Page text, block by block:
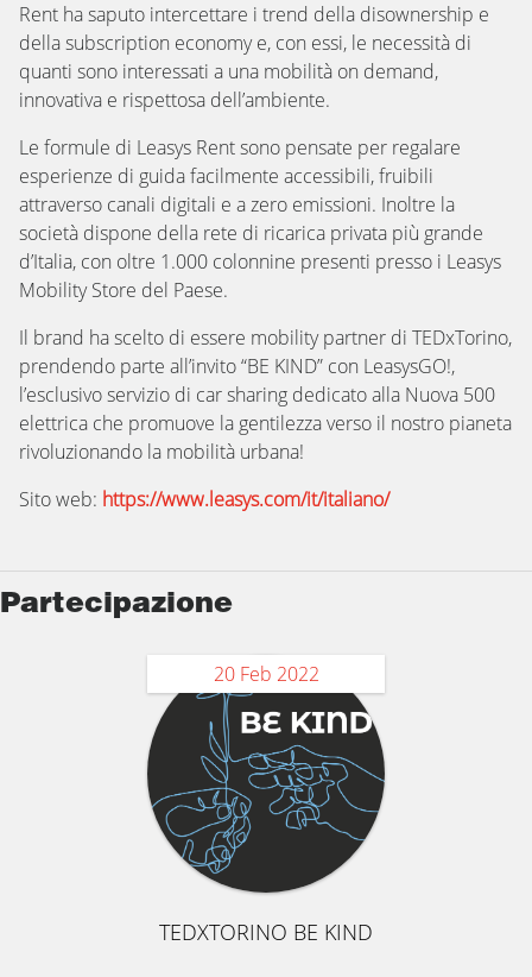
Rent ha saputo intercettare i trend della disownership e
della subscription economy e, con essi, le necessità di
quanti sono interessati a una mobilità on demand,
innovativa e rispettosa dell’ambiente.
Le formule di Leasys Rent sono pensate per regalare
esperienze di guida facilmente accessibili, fruibili
attraverso canali digitali e a zero emissioni. Inoltre la
società dispone della rete di ricarica privata più grande
d’Italia, con oltre 1.000 colonnine presenti presso i Leasys
Mobility Store del Paese.
Il brand ha scelto di essere mobility partner di TEDxTorino,
prendendo parte all’invito “BE KIND” con LeasysGO!,
l’esclusivo servizio di car sharing dedicato alla Nuova 500
elettrica che promuove la gentilezza verso il nostro pianeta
rivoluzionando la mobilità urbana!
Sito web: https://www.leasys.com/it/italiano/
Partecipazione
20 Feb 2022
TEDXTORINO BE KIND